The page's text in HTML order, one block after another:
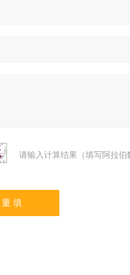
请输入计算结果（填写阿拉